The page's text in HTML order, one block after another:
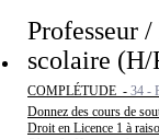
Professeur
scolaire (H/
COMPLÉTUDE - 34 -
Donnez des cours de
Droit en Licence 1 à